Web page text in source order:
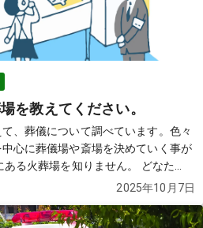
を教えてください。
、葬儀について調べています。色々
心に葬儀場や斎場を決めていく事が
ていただけませんでしょうか？続き
2025年10月7日